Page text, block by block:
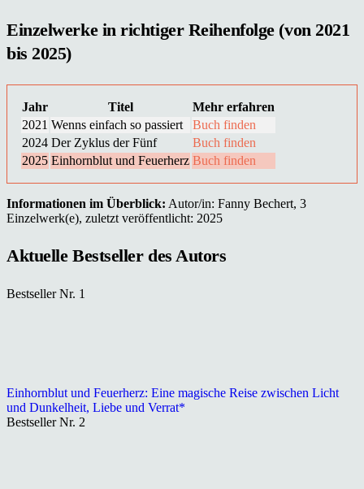
Einzelwerke in richtiger Reihenfolge (von 2021
bis 2025)
Jahr Titel
Mehr erfahren
2021 Wenns einfach so passiert
Buch finden
2024 Der Zyklus der Fünf
Buch finden
2025 Einhornblut und Feuerherz Buch finden
Informationen im Überblick: Autor/in: Fanny Bechert, 3
Einzelwerk(e), zuletzt veröffentlicht: 2025
Aktuelle Bestseller des Autors
Bestseller Nr. 1
Einhornblut und Feuerherz: Eine magische Reise zwischen Licht
und Dunkelheit, Liebe und Verrat*
Bestseller Nr. 2